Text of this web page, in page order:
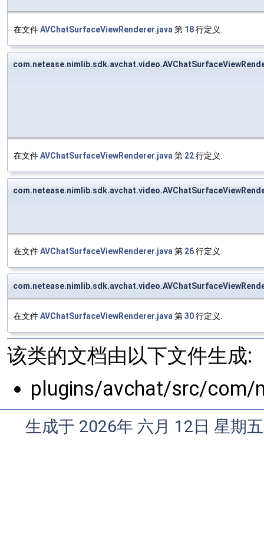
在文件AVChatSurfaceViewRenderer.java第 18行定义.
在文件AVChatSurfaceViewRenderer.java第 22行定义.
在文件AVChatSurfaceViewRenderer.java第 26行定义.
在文件AVChatSurfaceViewRenderer.java第30行定义.
该类的文档由以下文件生成:
plugins/avchat/src/com/
生成于 2026年 六月 12日 星期